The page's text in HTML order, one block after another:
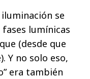
se
lumínicas
(desde que
Y no solo eso,
era también